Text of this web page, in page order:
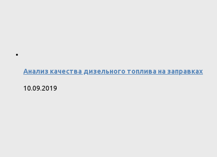
Анализ качества дизельного топлива на заправках
10.09.2019